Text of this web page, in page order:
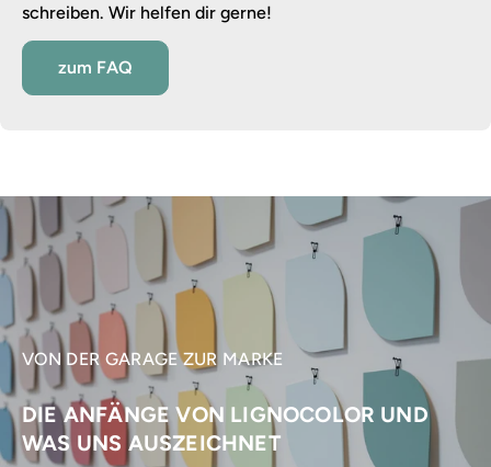
schreiben. Wir helfen dir gerne!
zum FAQ
VON DER GARAGE ZUR MARKE
DIE ANFÄNGE VON LIGNOCOLOR UND
WAS UNS AUSZEICHNET